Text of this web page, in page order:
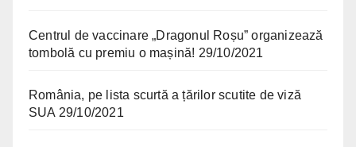
Centrul de vaccinare „Dragonul Roșu” organizează
tombolă cu premiu o mașină! 29/10/2021
România, pe lista scurtă a țărilor scutite de viză
SUA 29/10/2021